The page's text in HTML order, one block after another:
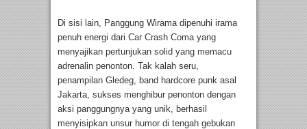
Di sisi lain, Panggung Wirama dipenuhi irama
penuh energi dari Car Crash Coma yang
menyajikan pertunjukan solid yang memacu
adrenalin penonton. Tak kalah seru,
penampilan Gledeg, band hardcore punk asal
Jakarta, sukses menghibur penonton dengan
aksi panggungnya yang unik, berhasil
menyisipkan unsur humor di tengah gebukan